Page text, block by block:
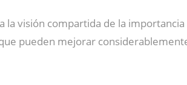
la visión compartida de la importancia
pueden mejorar